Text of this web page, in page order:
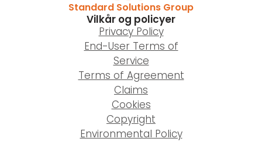
Standard Solutions Group
Vilkår og policyer
Privacy Policy
End-User Terms of
Service
Terms of Agreement
Claims
Cookies
Copyright
Environmental Policy